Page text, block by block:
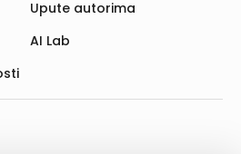
Upute autorima
AI Lab